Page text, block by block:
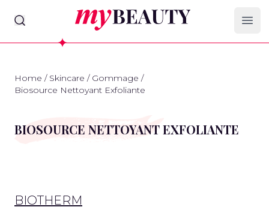
myBeauty
Home / Skincare / Gommage /
Biosource Nettoyant Exfoliante
BIOSOURCE NETTOYANT EXFOLIANTE
BIOTHERM